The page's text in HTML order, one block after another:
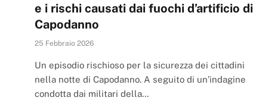
e i rischi causati dai fuochi d’artificio di
Capodanno
25 Febbraio 2026
Un episodio rischioso per la sicurezza dei cittadini
nella notte di Capodanno. A seguito di un’indagine
condotta dai militari della…